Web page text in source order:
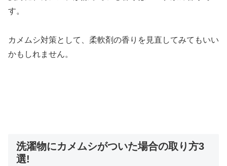
す。
カメムシ対策として、柔軟剤の香りを見直してみてもいい
かもしれません。
洗濯物にカメムシがついた場合の取り方3
選!